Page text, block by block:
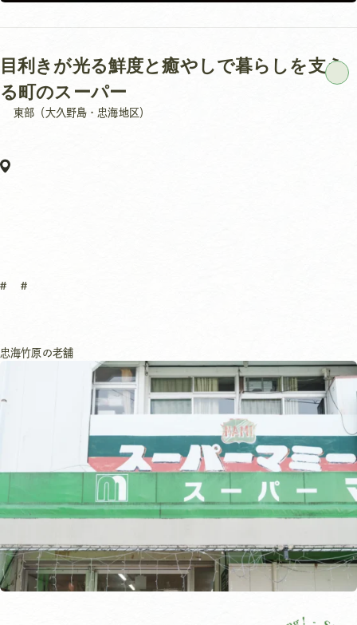
目利きが光る鮮度と癒やしで暮らしを支え
る町のスーパー
東部（大久野島・忠海地区）
忠海竹原の老舗